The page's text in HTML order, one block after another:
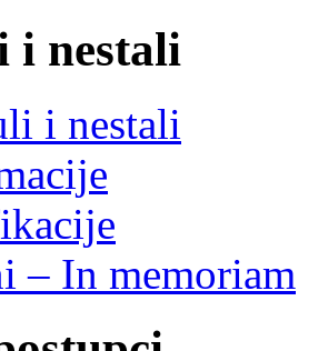
i nestali
i nestali
– In memoriam